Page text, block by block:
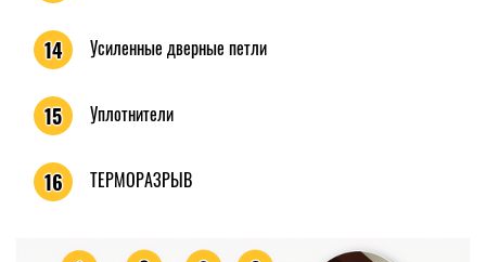
14 Усиленные дверные петли
15 Уплотнители
16 ТЕРМОРАЗРЫВ